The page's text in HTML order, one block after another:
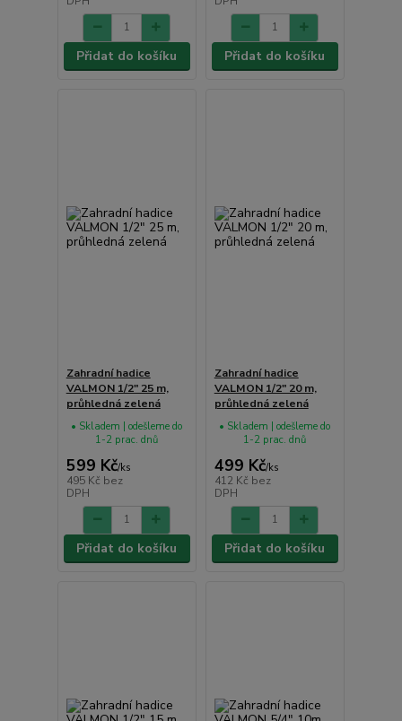
Přidat do košíku Přidat do košíku
Zahradní hadice
VALMON 1/2" 25 m,
průhledná zelená
599 Kč/ks
495 Kč bez
DPH
• Skladem | odešleme do
1-2 prac. dnů
Přidat do košíku
Zahradní hadice
VALMON 1/2" 20 m,
průhledná zelená
499 Kč/ks
412 Kč bez
DPH
• Skladem | odešleme do
1-2 prac. dnů
Přidat do košíku